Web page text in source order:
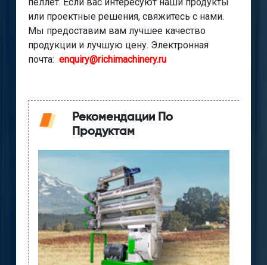
или проектные решения, свяжитесь с нами.
Мы предоставим вам лучшее качество
продукции и лучшую цену. Электронная
почта: enquiry@richimachinery.ru
Рекомендации По
Продуктам